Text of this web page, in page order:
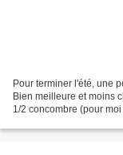
Pour terminer l'été, une
Bien meilleure et moins
1/2 concombre (pour